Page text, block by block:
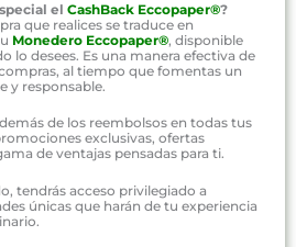
el CashBack Eccopaper®?
que realices se traduce en
Monedero Eccopaper®, disponible
lo desees. Es una manera efectiva de
al tiempo que fomentas un
y responsable.
de los reembolsos en todas tus
exclusivas, ofertas
de ventajas pensadas para ti.
tendrás acceso privilegiado a
únicas que harán de tu experiencia